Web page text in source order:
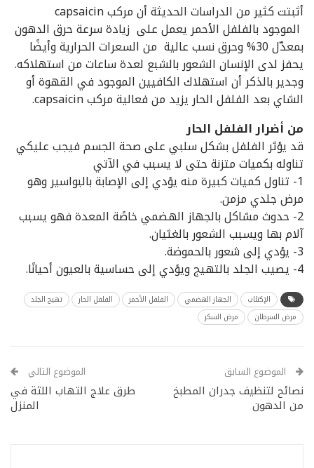
أثبتت كثير من الدراسات الحديثة أن مركب capsaicin
الموجود بالفلفل الأحمر يعمل على زيادة سرعة حرق الدهون
بمعدّل 30% وحرق نسب عالية من السعرات الحرارية وأيضًا
يحفز لدى الإنسان الشعور بالشبع لعدة ساعات من استهلاكه.
وجدير بالذكر أن استهلاك الكافيين الموجود في القهوة أو
الشاي بعد الفلفل الحار يزيد من فعالية مركب capsaicin.
من أضرار الفلفل الحار
قد يؤثر الفلفل بشكل سلبي على صحة الجسم فيجب عليكي
تناوله بكميات متزنة حتى لا يسبب في الآتي
1- تناول كميات كبيرة منه يؤدي إلى الإصابة بالبواسير وهو
مرض جلدي مزمن.
2- حدوث مشاكل بالجهاز الهضمي خاصًة المعدة فهو يسبب
آلام بها ويسبب الشعور بالغثيان.
3- يؤدي إلى شعور بالحموضة.
4- يصيب الجلد بالتهيج ويؤدي إلى حساسية بالعيون أحيانًا.
الإكتئاب الجهاز الهضمي الفلفل الأحمر الفلفل الحار
تهيج الجلد
مرض السرطان
مرض السكر
الموضوع السابق
نصائح لتنظيف جدران المطبخ
من الدهون
الموضوع التالي
طرق علاج التهاب اللثة في
المنزل